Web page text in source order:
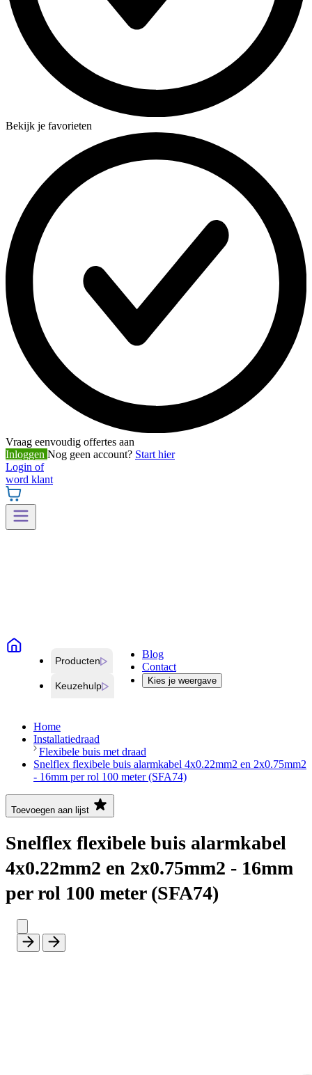
Bekijk je favorieten
Vraag eenvoudig offertes aan
Inloggen Nog geen account? Start hier
Login of
word klant
Producten
Keuzehulp
Blog
Contact
Kies je weergave
Home
Installatiedraad
Flexibele buis met draad
Snelflex flexibele buis alarmkabel 4x0.22mm2 en 2x0.75mm2
- 16mm per rol 100 meter (SFA74)
Toevoegen aan lijst
Snelflex flexibele buis alarmkabel
4x0.22mm2 en 2x0.75mm2 - 16mm
per rol 100 meter (SFA74)